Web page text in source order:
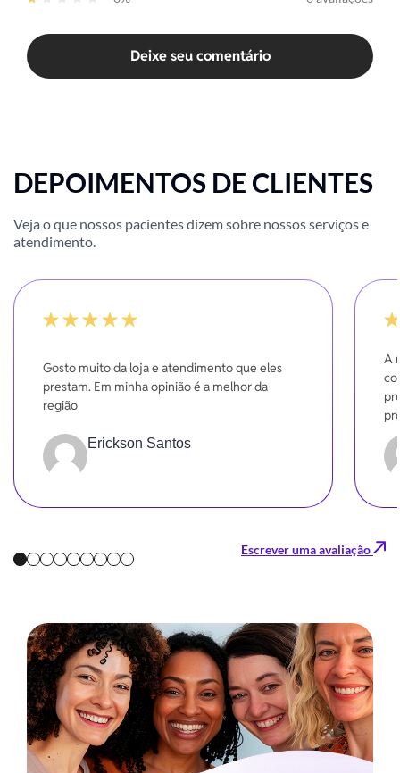
Deixe seu comentário
DEPOIMENTOS DE CLIENTES
Veja o que nossos pacientes dizem sobre nossos serviços e
atendimento.
Gosto muito da loja e atendimento que eles
prestam. Em minha opinião é a melhor da
região
Erickson Santos
A
Escrever uma avaliação